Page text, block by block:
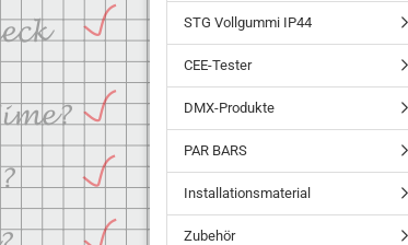
STG Vollgummi IP44
CEE-Tester
DMX-Produkte
PAR BARS
Installationsmaterial
Zubehör